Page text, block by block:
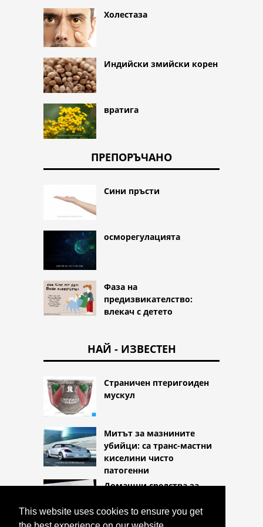
This website uses cookies to ensure you get
Холестаза
Индийски змийски корен
вратига
ПРЕПОРЪЧАНО
Сини пръсти
осморегулацията
Фаза на
предизвикателство:
влекач с детето
НАЙ - ИЗВЕСТЕН
Страничен птеригоиден
мускул
Митът за мазнините
убийци: са транс-мастни
киселини чисто
патогенни
Домашни средства за
инфекции